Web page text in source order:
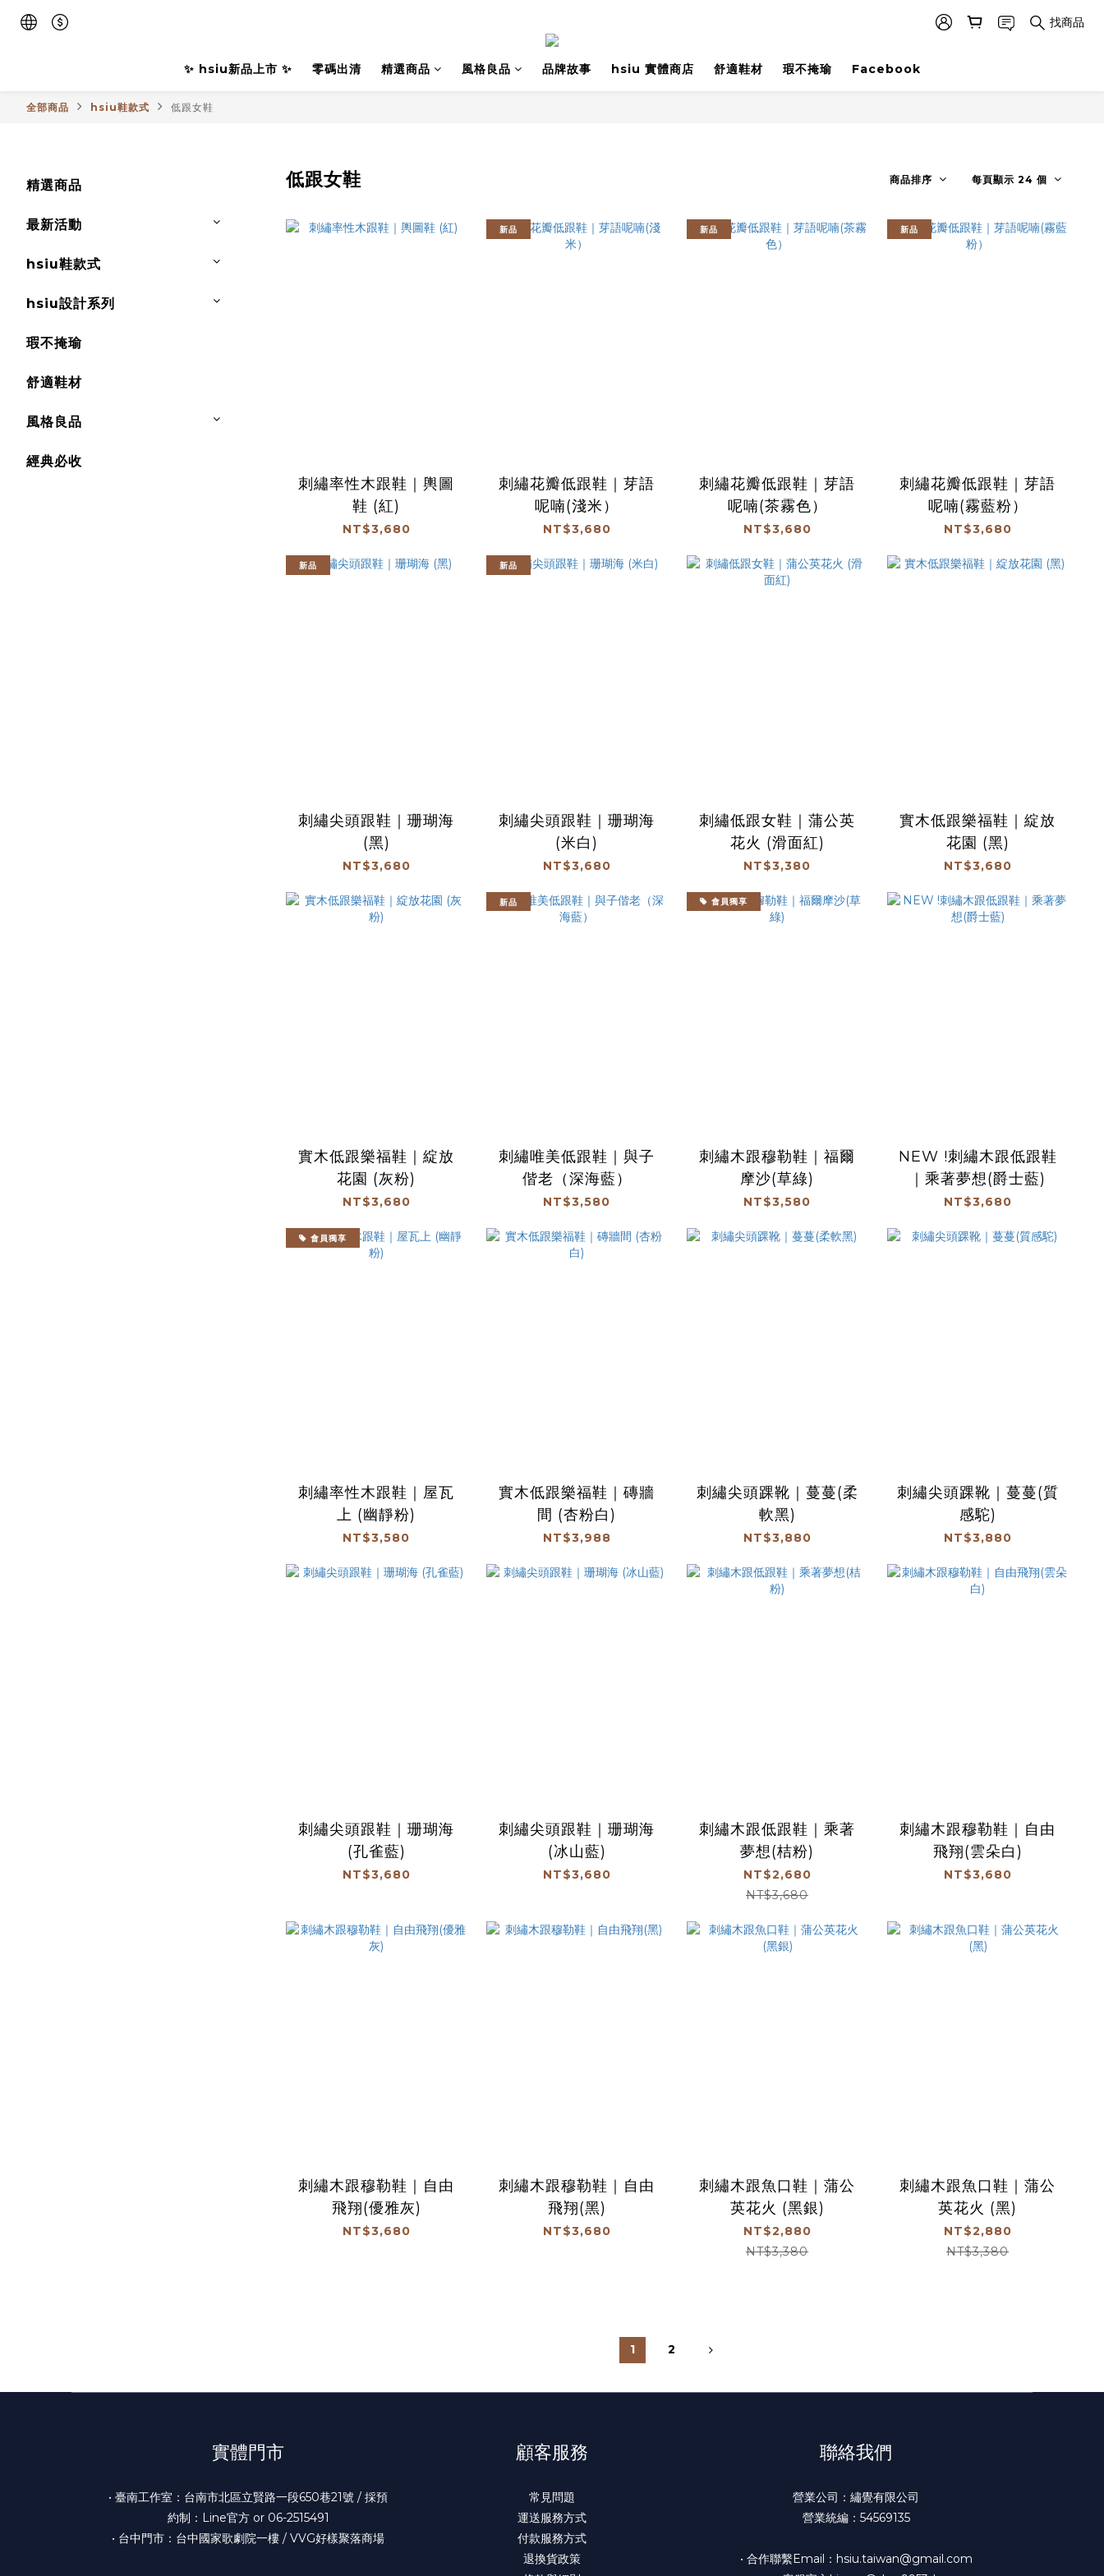
找商品
✨ hsiu新品上市 ✨ 零碼出清 精選商品 風格良品 品牌故事 hsiu 實體商店 舒適鞋材 瑕不掩瑜 Facebook
全部商品 hsiu鞋款式 低跟女鞋
精選商品
最新活動
hsiu鞋款式
hsiu設計系列
瑕不掩瑜
舒適鞋材
風格良品
經典必收
低跟女鞋 商品排序 每頁顯示 24 個
刺繡率性木跟鞋｜輿圖
鞋 (紅)
NT$3,680
新品
刺繡花瓣低跟鞋｜芽語
呢喃(淺米）
NT$3,680
新品
刺繡花瓣低跟鞋｜芽語
呢喃(茶霧色）
NT$3,680
新品
刺繡花瓣低跟鞋｜芽語
呢喃(霧藍粉）
NT$3,680
新品
刺繡尖頭跟鞋｜珊瑚海
(黑)
NT$3,680
新品
刺繡尖頭跟鞋｜珊瑚海
(米白)
NT$3,680
刺繡低跟女鞋｜蒲公英
花火 (滑面紅)
NT$3,380
實木低跟樂福鞋｜綻放
花園 (黑)
NT$3,680
實木低跟樂福鞋｜綻放
花園 (灰粉)
NT$3,680
新品
刺繡唯美低跟鞋｜與子
偕老（深海藍）
NT$3,580
會員獨享
刺繡木跟穆勒鞋｜福爾
摩沙(草綠)
NT$3,580
NEW !刺繡木跟低跟鞋
｜乘著夢想(爵士藍)
NT$3,680
會員獨享
刺繡率性木跟鞋｜屋瓦
上 (幽靜粉)
NT$3,580
實木低跟樂福鞋｜磚牆
間 (杏粉白)
NT$3,988
刺繡尖頭踝靴｜蔓蔓(柔
軟黑)
NT$3,880
刺繡尖頭踝靴｜蔓蔓(質
感駝)
NT$3,880
刺繡尖頭跟鞋｜珊瑚海
(孔雀藍)
NT$3,680
刺繡尖頭跟鞋｜珊瑚海
(冰山藍)
NT$3,680
刺繡木跟低跟鞋｜乘著
夢想(桔粉)
NT$2,680
NT$3,680
刺繡木跟穆勒鞋｜自由
飛翔(雲朵白)
NT$3,680
刺繡木跟穆勒鞋｜自由
飛翔(優雅灰)
NT$3,680
刺繡木跟穆勒鞋｜自由
飛翔(黑)
NT$3,680
刺繡木跟魚口鞋｜蒲公
英花火 (黑銀)
NT$2,880
NT$3,380
刺繡木跟魚口鞋｜蒲公
英花火 (黑)
NT$2,880
NT$3,380
1 2
實體門市
• 臺南工作室：台南市北區立賢路一段650巷21號 / 採預
約制：Line官方 or 06-2515491
• 台中門市：台中國家歌劇院一樓 / VVG好樣聚落商場
顧客服務
常見問題
運送服務方式
付款服務方式
退換貨政策
聯絡我們
營業公司：繡覺有限公司
營業統編：54569135
• 合作聯繫Email：hsiu.taiwan@gmail.com